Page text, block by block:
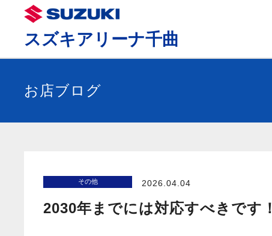
スズキアリーナ千曲
お店ブログ
その他 2026.04.04
2030年までには対応すべきです！